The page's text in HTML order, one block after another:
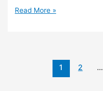
Read More »
1 2 …